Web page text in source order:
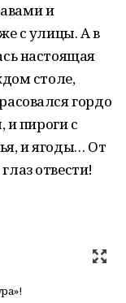
и
с улицы. А в
настоящая
столе,
гордо
и пироги с
и ягоды… От
отвести!